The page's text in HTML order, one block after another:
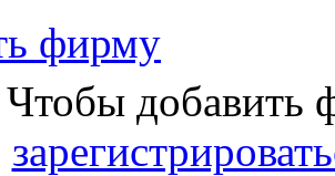
фирму
Чтобы добавить